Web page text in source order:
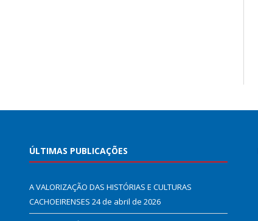
ÚLTIMAS PUBLICAÇÕES
A VALORIZAÇÃO DAS HISTÓRIAS E CULTURAS
CACHOEIRENSES 24 de abril de 2026